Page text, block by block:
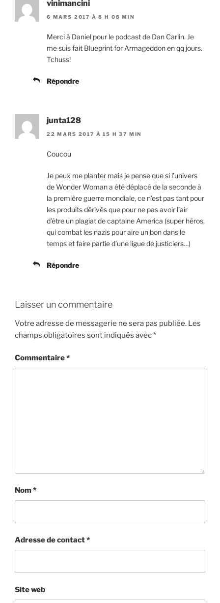
vinimancini
6 MARS 2017 À 8 H 08 MIN
Merci à Daniel pour le podcast de Dan Carlin. Je
me suis fait Blueprint for Armageddon en qq jours.
Tchuss!
Répondre
junta128
22 MARS 2017 À 15 H 37 MIN
Coucou
Je peux me planter mais je pense que si l’univers
de Wonder Woman a été déplacé de la seconde à
la première guerre mondiale, ce n’est pas tant pour
les produits dérivés que pour ne pas avoir l’air
d’être un plagiat de captaine America (super héros,
qui combat les nazis pour aire un bon dans le
temps et faire partie d’une ligue de justiciers…)
Répondre
Laisser un commentaire
Votre adresse de messagerie ne sera pas publiée. Les
champs obligatoires sont indiqués avec*
Commentaire*
Nom*
Adresse de contact*
Site web